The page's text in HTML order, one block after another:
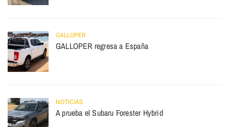
GALLOPER
GALLOPER regresa a España
NOTICIAS
A prueba el Subaru Forester Hybrid